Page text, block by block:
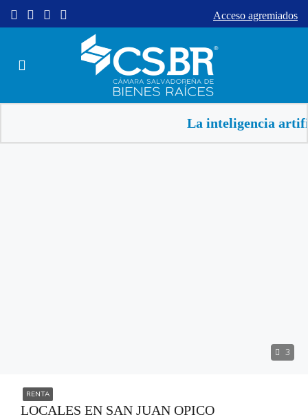
Acceso agremiados
La inteligencia artificial
3
RENTA
LOCALES EN SAN JUAN OPICO